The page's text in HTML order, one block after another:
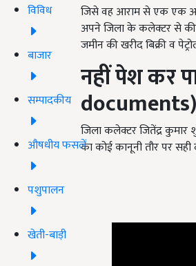
विविध
बाजार
सम्पादकीय
औषधीय फसलें
पशुपालन
खेती-बाड़ी
जिसे वह आराम से एक एक
अपने जिला के कलेक्टर से की
जमीन की खरीद बिक्री व
नहीं पेश कर
documents)
जिला कलेक्टर जितेंद्र कुमार
का कोई कानूनी तौर पर